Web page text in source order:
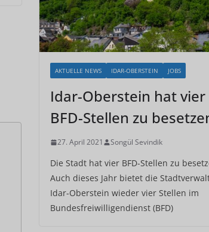
AKTUELLE NEWS IDAR-OBERSTEIN JOBS
Idar-Oberstein hat vier
BFD-Stellen zu
27. April 2021 Songül Sevindik
Die Stadt hat vier BFD-Stellen zu
Auch dieses Jahr bietet die
Idar-Oberstein wieder vier Stellen im
Bundesfreiwilligendienst (BFD)